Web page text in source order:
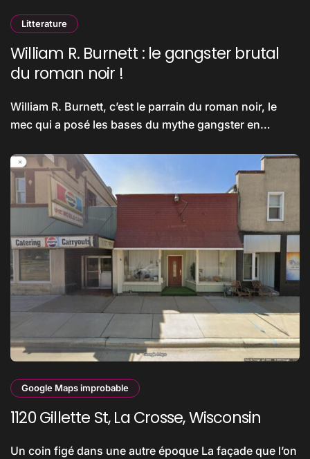
Litterature
William R. Burnett : le gangster brutal
du roman noir !
William R. Burnett, c’est le parrain du roman noir, le
mec qui a posé les bases du mythe gangster en…
Google Maps improbable
1120 Gillette St, La Crosse, Wisconsin
Un coin figé dans une autre époque La façade que l’on